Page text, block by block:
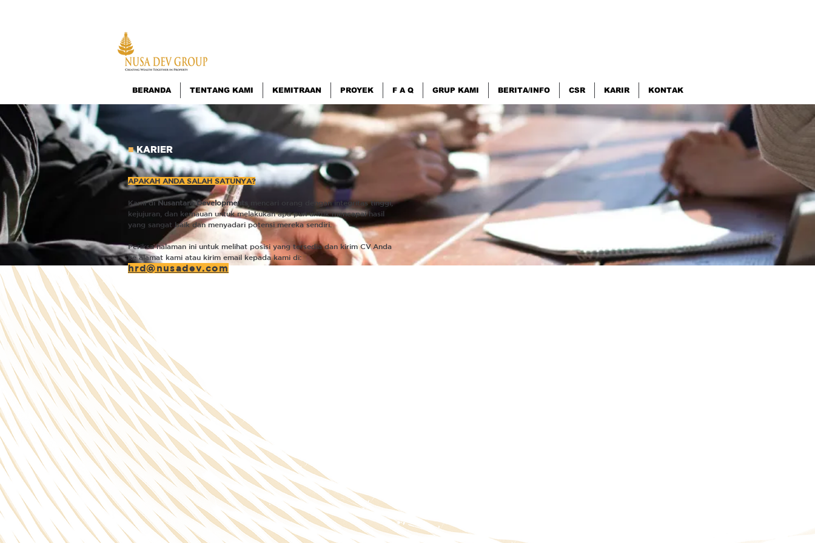
BERANDA TENTANG KAMI KEMITRAAN PROYEK F A Q GRUP KAMI BERITA/INFO CSR KARIR KONTAK
■ KARIER
APAKAH ANDA SALAH SATUNYA?
Kami diNusantara Developments
mencari orang dengan integritas tinggi,
kejujuran, dan kemauan untuk melakukan apa pun untuk mencapai hasil
yang sangat baik dan menyadari potensi mereka sendiri.
Periksa halaman ini untuk melihat posisi yang tersedia dan kirim CV Anda
ke alamat kami atau kirim email kepada kami di:
hrd@nusadev.com